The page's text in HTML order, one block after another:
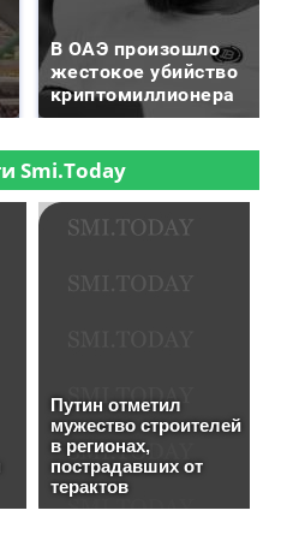
В ОАЭ произошло
жестокое убийство
криптомиллионера